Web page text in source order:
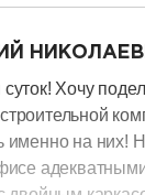
день,
строителей.
Хочу
именно на них!